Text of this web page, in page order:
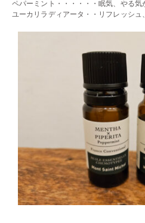
ペパーミント・・・・・・眠気、やる気
ユーカリラディアータ・・リフレッシュ